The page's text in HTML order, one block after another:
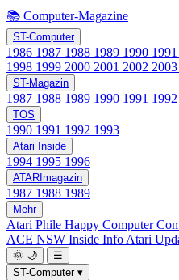
📚 Computer-Magazine
ST-Computer
1986 1987 1988 1989 1990 1991
1998 1999 2000 2001 2002 2003
ST-Magazin
1987 1988 1989 1990 1991 1992
TOS
1990 1991 1992 1993
Atari Inside
1994 1995 1996
ATARImagazin
1987 1988 1989
Mehr
Atari Phile Happy Computer
ACE NSW Inside Info Atari
🌞 🌙
☰
ST-Computer ▾